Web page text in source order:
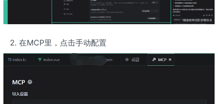
在MCP里，点击手动配置